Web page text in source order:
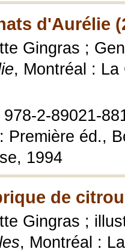
d'Aurélie
Gingras ;
, Montréal :
2-89021-
Première éd.,
1994
de
Gingras ;
, Montréal :